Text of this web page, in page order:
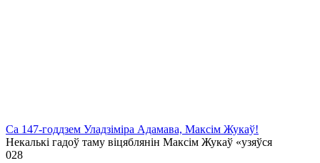
Са 147-годдзем Уладзіміра Адамава, Максім Жукаў!
Некалькі гадоў таму віцяблянін Максім Жукаў «узяўся
028